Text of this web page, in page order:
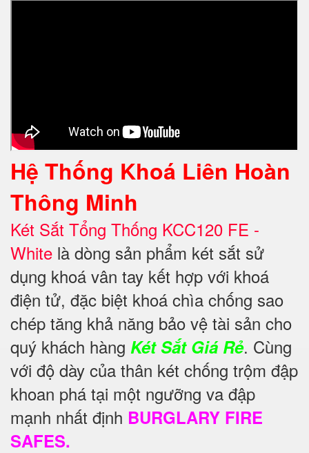
Hệ Thống Khoá Liên Hoàn
Thông Minh
Két Sắt Tổng Thống KCC120 FE -
White là dòng sản phẩm két sắt sử
dụng khoá vân tay kết hợp với khoá
điện tử, đặc biệt khoá chìa chống sao
chép tăng khả năng bảo vệ tài sản cho
quý khách hàng Két Sắt Giá Rẻ. Cùng
với độ dày của thân két chống trộm đập
khoan phá tại một ngưỡng va đập
mạnh nhất định BURGLARY FIRE
SAFES.